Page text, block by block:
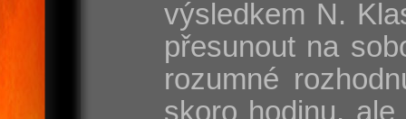
výsledkem N.
přesunout na
rozumné
skoro hodinu,